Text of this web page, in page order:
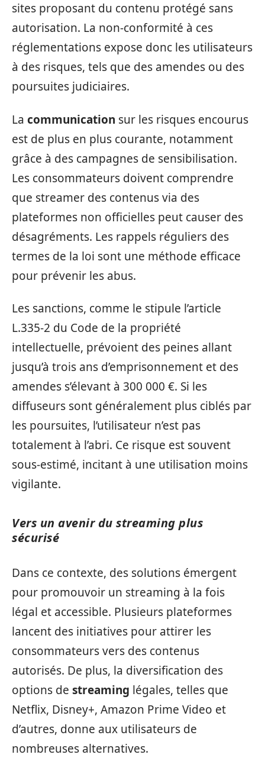
sites proposant du contenu protégé sans
autorisation. La non-conformité à ces
réglementations expose donc les utilisateurs
à des risques, tels que des amendes ou des
poursuites judiciaires.
La communication sur les risques encourus
est de plus en plus courante, notamment
grâce à des campagnes de sensibilisation.
Les consommateurs doivent comprendre
que streamer des contenus via des
plateformes non officielles peut causer des
désagréments. Les rappels réguliers des
termes de la loi sont une méthode efficace
pour prévenir les abus.
Les sanctions, comme le stipule l’article
L.335-2 du Code de la propriété
intellectuelle, prévoient des peines allant
jusqu’à trois ans d’emprisonnement et des
amendes s’élevant à 300 000 €. Si les
diffuseurs sont généralement plus ciblés par
les poursuites, l’utilisateur n’est pas
totalement à l’abri. Ce risque est souvent
sous-estimé, incitant à une utilisation moins
vigilante.
Vers un avenir du streaming plus
sécurisé
Dans ce contexte, des solutions émergent
pour promouvoir un streaming à la fois
légal et accessible. Plusieurs plateformes
lancent des initiatives pour attirer les
consommateurs vers des contenus
autorisés. De plus, la diversification des
options de streaming légales, telles que
Netflix, Disney+, Amazon Prime Video et
d’autres, donne aux utilisateurs de
nombreuses alternatives.